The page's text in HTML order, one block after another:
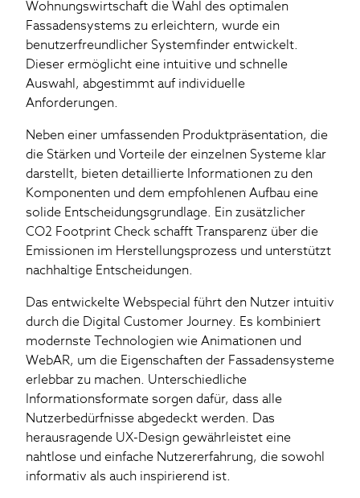
Wohnungswirtschaft die Wahl des optimalen
Fassadensystems zu erleichtern, wurde ein
benutzerfreundlicher Systemfinder entwickelt.
Dieser ermöglicht eine intuitive und schnelle
Auswahl, abgestimmt auf individuelle
Anforderungen.
Neben einer umfassenden Produktpräsentation, die
die Stärken und Vorteile der einzelnen Systeme klar
darstellt, bieten detaillierte Informationen zu den
Komponenten und dem empfohlenen Aufbau eine
solide Entscheidungsgrundlage. Ein zusätzlicher
CO2 Footprint Check schafft Transparenz über die
Emissionen im Herstellungsprozess und unterstützt
nachhaltige Entscheidungen.
Das entwickelte Webspecial führt den Nutzer intuitiv
durch die Digital Customer Journey. Es kombiniert
modernste Technologien wie Animationen und
WebAR, um die Eigenschaften der Fassadensysteme
erlebbar zu machen. Unterschiedliche
Informationsformate sorgen dafür, dass alle
Nutzerbedürfnisse abgedeckt werden. Das
herausragende UX-Design gewährleistet eine
nahtlose und einfache Nutzererfahrung, die sowohl
informativ als auch inspirierend ist.